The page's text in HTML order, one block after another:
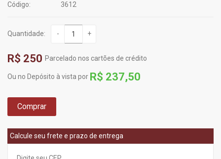
Código:
3612
Quantidade: - +
R$ 250 Parcelado nos cartões de crédito
Ou no Depósito à vista por R$ 237,50
Comprar
Calcule seu frete e prazo de entrega